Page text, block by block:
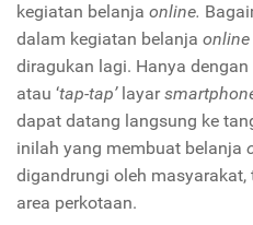
kegiatan belanja online.
dalam kegiatan belanja online
diragukan lagi. Hanya dengan
atau ‘tap-tap’ layar
dapat datang langsung ke
inilah yang membuat belanja
digandrungi oleh
area perkotaan.